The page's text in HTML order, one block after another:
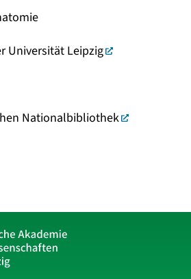
Universität Leipzig
Nationalbibliothek